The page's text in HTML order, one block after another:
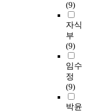
(9)
자식
부
(9)
임수
정
(9)
박윤